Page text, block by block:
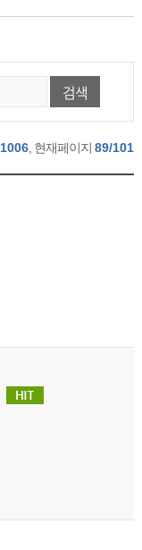
검색
1006 , 현재페이지89/101